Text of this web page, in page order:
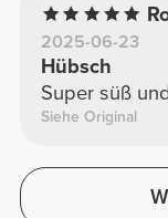
2025-06-23
Hübsch
Super süß
Siehe Original